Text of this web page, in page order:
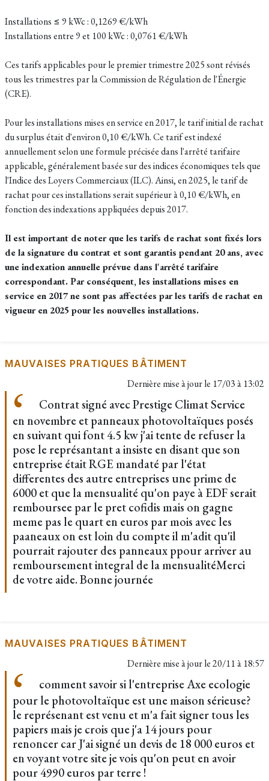
Installations ≤ 9 kWc : 0,1269 €/kWh
Installations entre 9 et 100 kWc : 0,0761 €/kWh
Ces tarifs applicables pour le premier trimestre 2025 sont révisés
tous les trimestres par la Commission de Régulation de l'Énergie
(CRE).
Pour les installations mises en service en 2017, le tarif initial de rachat
du surplus était d'environ 0,10 €/kWh. Ce tarif est indexé
annuellement selon une formule précisée dans l'arrêté tarifaire
applicable, généralement basée sur des indices économiques tels que
l'Indice des Loyers Commerciaux (ILC). Ainsi, en 2025, le tarif de
rachat pour ces installations serait supérieur à 0,10 €/kWh, en
fonction des indexations appliquées depuis 2017.
Il est important de noter que les tarifs de rachat sont fixés lors
de la signature du contrat et sont garantis pendant 20 ans, avec
une indexation annuelle prévue dans l'arrêté tarifaire
correspondant. Par conséquent, les installations mises en
service en 2017 ne sont pas affectées par les tarifs de rachat en
vigueur en 2025 pour les nouvelles installations.
MAUVAISES PRATIQUES BÂTIMENT
Dernière mise à jour le 17/03 à 13:02
Contrat signé avec Prestige Climat Service
en novembre et panneaux photovoltaïques posés
en suivant qui font 4.5 kw j'ai tente de refuser la
pose le représantant a insiste en disant que son
entreprise était RGE mandaté par l'état
differentes des autre entreprises une prime de
6000 et que la mensualité qu'on paye à EDF serait
remboursee par le pret cofidis mais on gagne
meme pas le quart en euros par mois avec les
paaneaux on est loin du compte il m'adit qu'il
pourrait rajouter des panneaux ppour arriver au
remboursement integral de la mensualitéMerci
de votre aide. Bonne journée
MAUVAISES PRATIQUES BÂTIMENT
Dernière mise à jour le20/11 à 18:57
comment savoir si l'entreprise Axe ecologie
pour le photovoltaïque est une maison sérieuse?
le représenant est venu et m'a fait signer tous les
papiers mais je crois que j'a 14 jours pour
renoncer car J'ai signé un devis de 18 000 euros et
en voyant votre site je vois qu'on peut en avoir
pour 4990 euros par terre !